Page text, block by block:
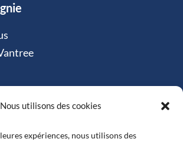
Nous utilisons des cookies
expériences, nous utilisons des
aux cookies